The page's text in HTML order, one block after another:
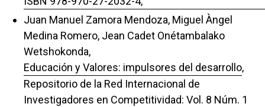
Juan Manuel Zamora Mendoza, Miguel Àngel
Medina Romero, Jean Cadet Onétambalako
Wetshokonda,
Educación y Valores: impulsores del desarrollo,
Repositorio de la Red Internacional de
Investigadores en Competitividad: Vol. 8 Núm. 1